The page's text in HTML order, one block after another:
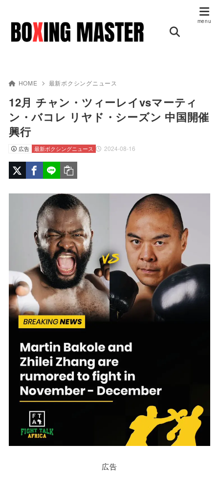
HOME 最新ボクシングニュース
12月 チャン・ツィーレイvsマーティ
ン・バコレ リヤド・シーズン 中国開催
興行
広告 2024-08-16
最新ボクシングニュース
広告